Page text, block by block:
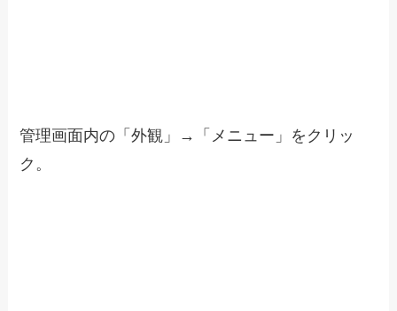
管理画面内の「外観」→「メニュー」をクリッ
ク。